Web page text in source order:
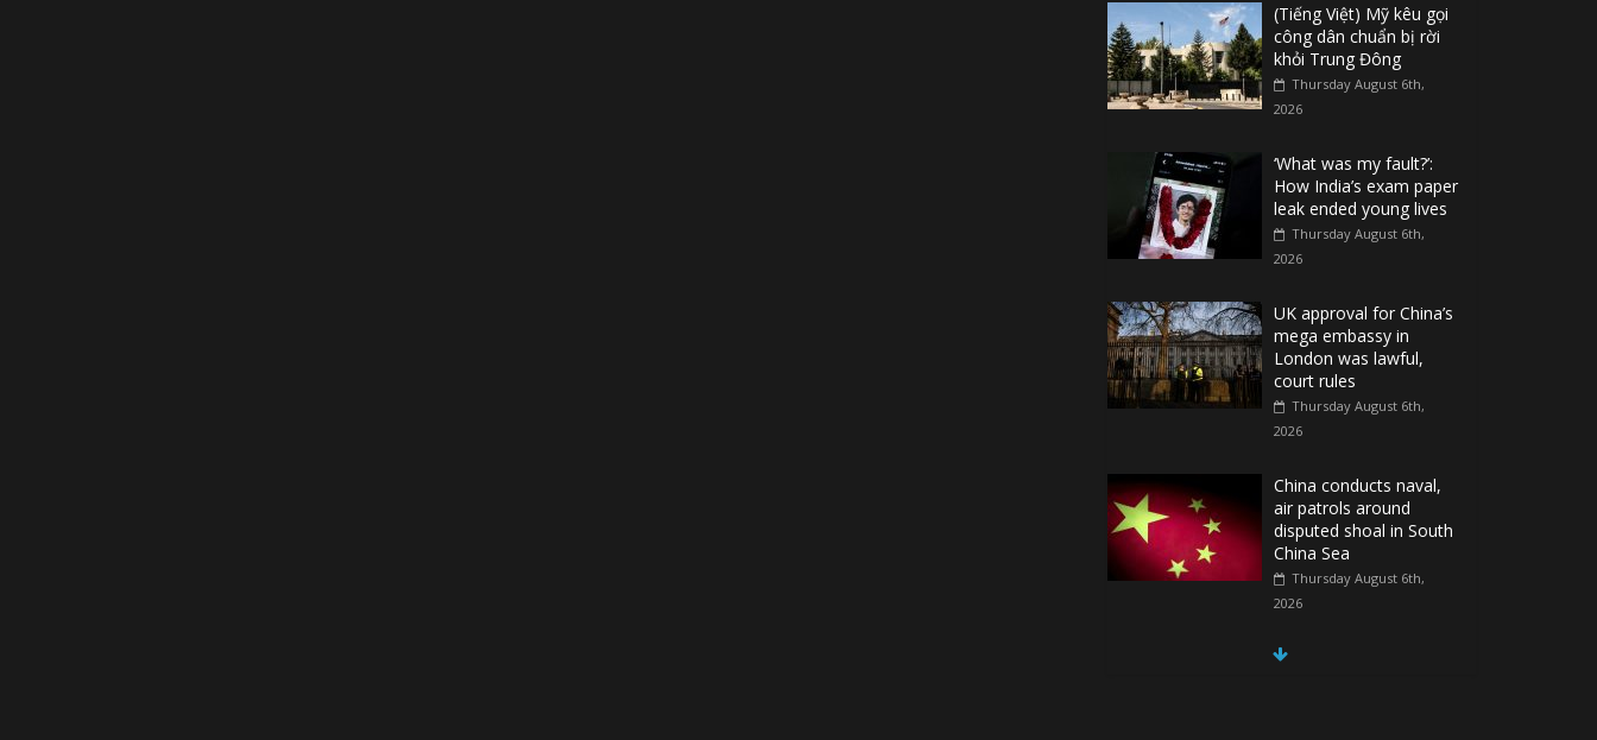
(Tiếng Việt) Mỹ kêu gọi
công dân chuẩn bị rời
khỏi Trung Đông
Thursday August 6th,
2026
‘What was my fault?’:
How India’s exam paper
leak ended young lives
Thursday August 6th,
2026
UK approval for China’s
mega embassy in
London was lawful,
court rules
Thursday August 6th,
2026
China conducts naval,
air patrols around
disputed shoal in South
China Sea
Thursday August 6th,
2026
Spain Regains Control